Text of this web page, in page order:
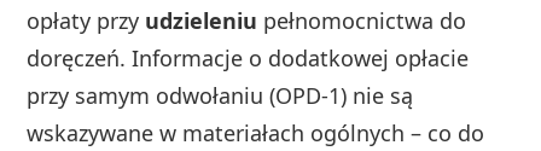
opłaty przy udzieleniu pełnomocnictwa do
doręczeń. Informacje o dodatkowej opłacie
przy samym odwołaniu (OPD‑1) nie są
wskazywane w materiałach ogólnych – co do